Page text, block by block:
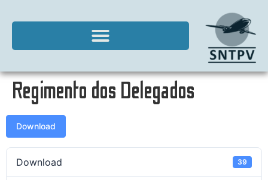
Regimento dos Delegados
Download
Download 39